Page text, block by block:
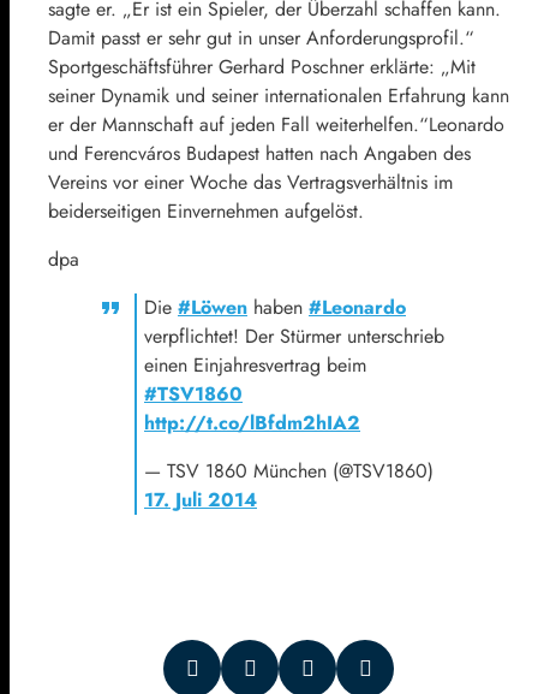
sagte er. „Er ist ein Spieler, der Überzahl schaffen kann.
Damit passt er sehr gut in unser Anforderungsprofil.“
Sportgeschäftsführer Gerhard Poschner erklärte: „Mit
seiner Dynamik und seiner internationalen Erfahrung kann
er der Mannschaft auf jeden Fall weiterhelfen.“Leonardo
und Ferencváros Budapest hatten nach Angaben des
Vereins vor einer Woche das Vertragsverhältnis im
beiderseitigen Einvernehmen aufgelöst.
dpa
Die #Löwen haben #Leonardo
verpflichtet! Der Stürmer unterschrieb
einen Einjahresvertrag beim
#TSV1860
http://t.co/lBfdm2hIA2
— TSV 1860 München (@TSV1860)
17. Juli 2014